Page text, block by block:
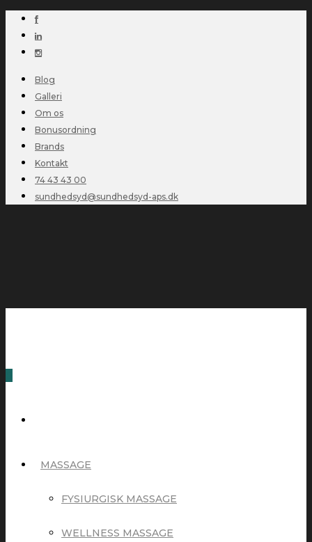
Blog
Galleri
Om os
Bonusordning
Brands
Kontakt
74 43 43 00
sundhedsyd@sundhedsyd-aps.dk
MASSAGE
FYSIURGISK MASSAGE
WELLNESS MASSAGE